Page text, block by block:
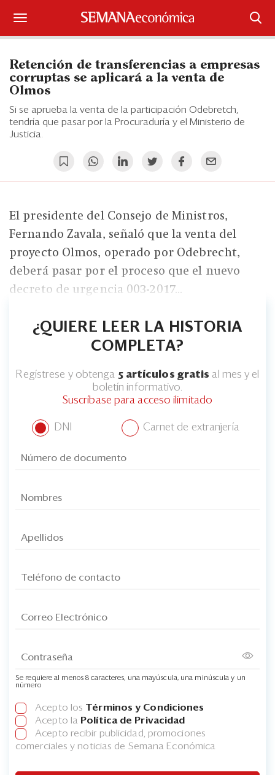
Iniciar sesión
Portada
¿Qué está pasando?
Sectores y Empresas
Economía y Finanzas
Legal y Política
Eventos
Ranking CEO
Retención de transferencias a empresas
corruptas se aplicará a la venta de
Olmos
Si se aprueba la venta de la participación Odebretch,
tendría que pasar por la Procuraduría y el Ministerio de
Justicia.
El presidente del Consejo de Ministros,
Fernando Zavala, señaló que la venta del
proyecto Olmos, operado por Odebrecht,
deberá pasar por el proceso que el nuevo
decreto de urgencia 003-2017...
¿QUIERE LEER LA HISTORIA
COMPLETA?
Regístrese y obtenga 5 artículos gratis al mes y el
boletín informativo.
Suscríbase para acceso ilimitado
DNI Carnet de extranjería
Se requiere al menos 8 caracteres, una mayúscula, una minúscula y un
número
Acepto los Términos y Condiciones
Acepto la Política de Privacidad
Acepto recibir publicidad, promociones
comerciales y noticias de Semana Económica